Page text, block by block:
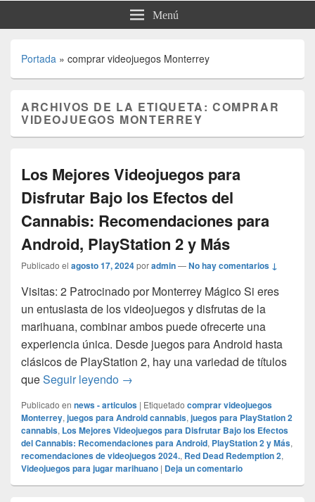
Menú
Portada » comprar videojuegos Monterrey
ARCHIVOS DE LA ETIQUETA:COMPRAR
VIDEOJUEGOS MONTERREY
Los Mejores Videojuegos para
Disfrutar Bajo los Efectos del
Cannabis: Recomendaciones para
Android, PlayStation 2 y Más
Publicado el agosto 17, 2024poradmin—No hay comentarios ↓
Visitas: 2 Patrocinado por Monterrey Mágico Si eres
un entusiasta de los videojuegos y disfrutas de la
marihuana, combinar ambos puede ofrecerte una
experiencia única. Desde juegos para Android hasta
clásicos de PlayStation 2, hay una variedad de títulos
queSeguir leyendo Los Mejores Videojuegos para
→
Publicado en news - articulos | Etiquetado comprar videojuegos
Monterrey, juegos para Android cannabis, juegos para PlayStation 2
cannabis, Los Mejores Videojuegos para Disfrutar Bajo los Efectos
del Cannabis: Recomendaciones para Android, PlayStation 2 y Más,
recomendaciones de videojuegos 2024., Red Dead Redemption 2,
Videojuegos para jugar marihuano | Deja un comentario